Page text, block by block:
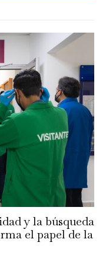
y la búsqueda
el papel de la